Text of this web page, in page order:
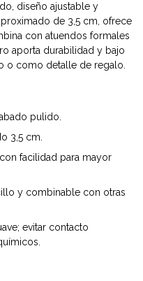
diseño ajustable y
de 3,5 cm, ofrece
con atuendos formales
aporta durabilidad y bajo
o como detalle de regalo.
pulido.
3,5 cm.
facilidad para mayor
y combinable con otras
evitar contacto